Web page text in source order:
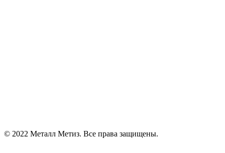
© 2022 Металл Метиз. Все права защищены.